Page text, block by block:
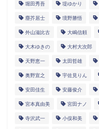
堀田秀吾 堤ゆかり
塵芥居士 境野勝悟
外山滋比古 大嶋信頼
大木ゆきの 大村大次郎
天野恵一 太田哲雄
奥野宣之 宇佐見りん
安田佳生 安藤俊介
宮本真由美 宮田ナノ
寺沢武一 小俣和美